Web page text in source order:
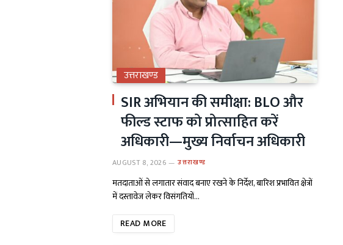
उत्तराखण्ड
SIR अभियान की समीक्षा: BLO और
फील्ड स्टाफ को प्रोत्साहित करें
अधिकारी—मुख्य निर्वाचन अधिकारी
AUGUST 8, 2026 उत्तराखण्ड
मतदाताओं से लगातार संवाद बनाए रखने के निर्देश, बारिश प्रभावित क्षेत्रों
में दस्तावेज लेकर विसंगतियों…
READ MORE